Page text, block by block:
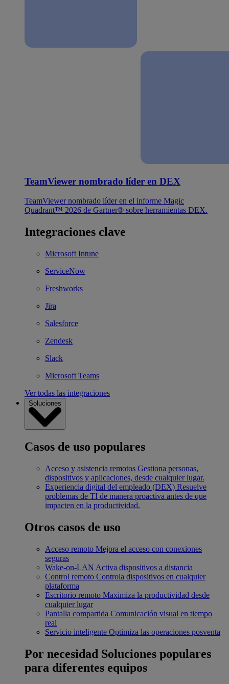
TeamViewer nombrado líder en DEX
TeamViewer nombrado líder en el informe Magic
Quadrant™ 2026 de Gartner® sobre herramientas DEX.
Integraciones clave
Microsoft Intune
ServiceNow
Freshworks
Jira
Salesforce
Zendesk
Slack
Microsoft Teams
Ver todas las integraciones
Soluciones
Casos de uso populares
Acceso y asistencia remotos Gestiona personas,
dispositivos y aplicaciones, desde cualquier lugar.
Experiencia digital del empleado (DEX) Resuelve
problemas de TI de manera proactiva antes de que
impacten en la productividad.
Otros casos de uso
Acceso remoto Mejora el acceso con conexiones
seguras
Wake-on-LAN Activa dispositivos a distancia
Control remoto Controla dispositivos en cualquier
plataforma
Escritorio remoto Maximiza la productividad desde
cualquier lugar
Pantalla compartida Comunicación visual en tiempo
real
Servicio inteligente Optimiza las operaciones posventa
Por necesidad Soluciones populares
para diferentes equipos